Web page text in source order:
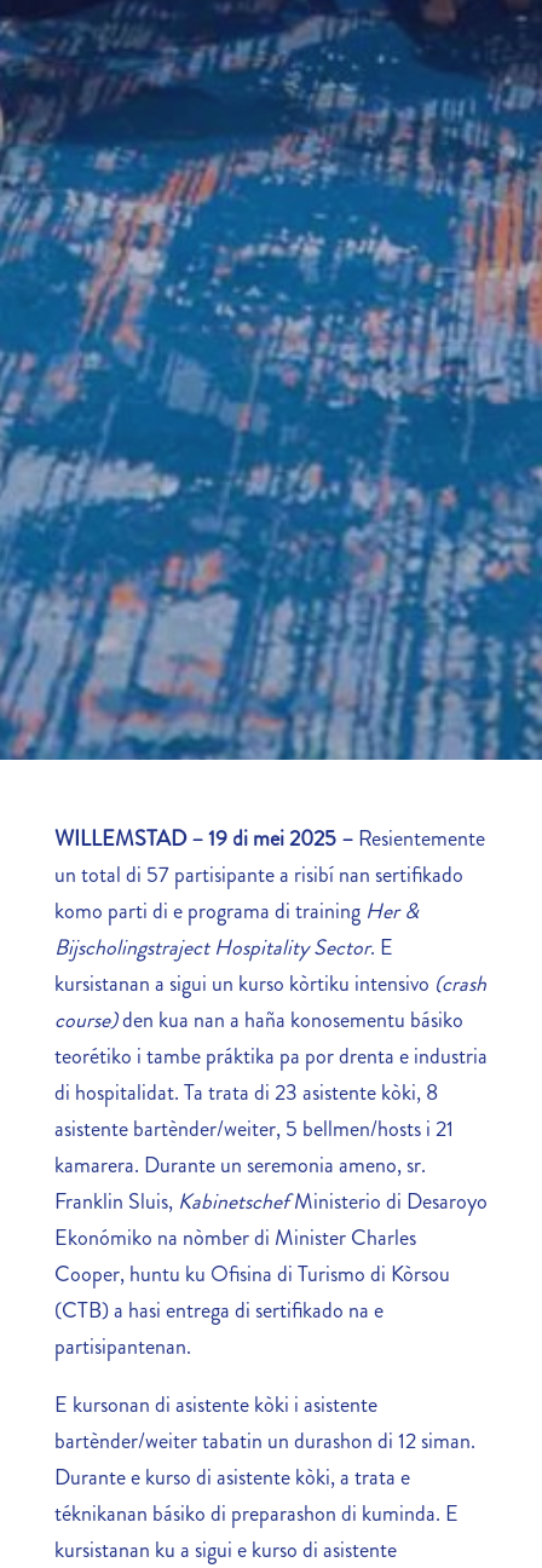
WILLEMSTAD – 19 di mei 2025 –Resientemente
un total di 57 partisipante a risibí nan sertifikado
komo parti di e programa di training Her &
Bijscholingstraject Hospitality Sector. E
kursistanan a sigui un kurso kòrtiku intensivo (crash
course)den kua nan a haña konosementu básiko
teorétiko i tambe práktika pa por drenta e industria
di hospitalidat. Ta trata di 23 asistente kòki, 8
asistente bartènder/weiter, 5 bellmen/hosts i 21
kamarera. Durante un seremonia ameno, sr.
Franklin Sluis, KabinetschefMinisterio di Desaroyo
Ekonómiko na nòmber di Minister Charles
Cooper, huntu ku Ofisina di Turismo di Kòrsou
(CTB) a hasi entrega di sertifikado na e
partisipantenan.
E kursonan di asistente kòki i asistente
bartènder/weiter tabatin un durashon di 12 siman.
Durante e kurso di asistente kòki, a trata e
téknikanan básiko di preparashon di kuminda. E
kursistanan ku a sigui e kurso di asistente